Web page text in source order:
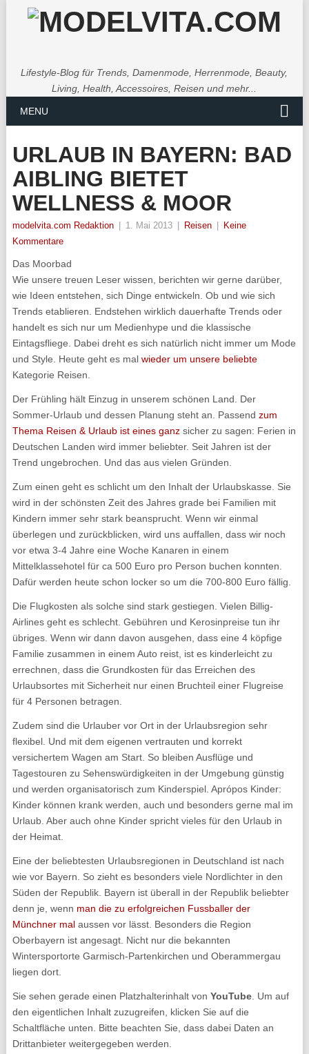
Lifestyle-Blog für Trends, Damenmode, Herrenmode, Beauty,
Living, Health, Accessoires, Reisen und mehr...
MENU
URLAUB IN BAYERN: BAD
AIBLING BIETET
WELLNESS & MOOR
modelvita.com Redaktion 1. Mai 2013 Reisen
Keine
Kommentare
Das Moorbad
Wie unsere treuen Leser wissen, berichten wir gerne darüber,
wie Ideen entstehen, sich Dinge entwickeln. Ob und wie sich
Trends etablieren. Endstehen wirklich dauerhafte Trends oder
handelt es sich nur um Medienhype und die klassische
Eintagsfliege. Dabei dreht es sich natürlich nicht immer um Mode
und Style. Heute geht es mal wieder um unsere beliebte
Kategorie Reisen.
Der Frühling hält Einzug in unserem schönen Land. Der
Sommer-Urlaub und dessen Planung steht an. Passend zum
Thema Reisen & Urlaub ist eines ganzsicher zu sagen: Ferien in
Deutschen Landen wird immer beliebter. Seit Jahren ist der
Trend ungebrochen. Und das aus vielen Gründen.
Zum einen geht es schlicht um den Inhalt der Urlaubskasse. Sie
wird in der schönsten Zeit des Jahres grade bei Familien mit
Kindern immer sehr stark beansprucht. Wenn wir einmal
überlegen und zurückblicken, wird uns auffallen, dass wir noch
vor etwa 3-4 Jahre eine Woche Kanaren in einem
Mittelklassehotel für ca 500 Euro pro Person buchen konnten.
Dafür werden heute schon locker so um die 700-800 Euro fällig.
Die Flugkosten als solche sind stark gestiegen. Vielen Billig-
Airlines geht es schlecht. Gebühren und Kerosinpreise tun ihr
übriges. Wenn wir dann davon ausgehen, dass eine 4 köpfige
Familie zusammen in einem Auto reist, ist es kinderleicht zu
errechnen, dass die Grundkosten für das Erreichen des
Urlaubsortes mit Sicherheit nur einen Bruchteil einer Flugreise
für 4 Personen betragen.
Zudem sind die Urlauber vor Ort in der Urlaubsregion sehr
flexibel. Und mit dem eigenen vertrauten und korrekt
versichertem Wagen am Start. So bleiben Ausflüge und
Tagestouren zu Sehenswürdigkeiten in der Umgebung günstig
und werden organisatorisch zum Kinderspiel. Aprópos Kinder:
Kinder können krank werden, auch und besonders gerne mal im
Urlaub. Aber auch ohne Kinder spricht vieles für den Urlaub in
der Heimat.
Eine der beliebtesten Urlaubsregionen in Deutschland ist nach
wie vor Bayern. So zieht es besonders viele Nordlichter in den
Süden der Republik. Bayern ist überall in der Republik beliebter
denn je, wenn man die zu erfolgreichen Fussballer der
Münchner malaussen vor lässt. Besonders die Region
Oberbayern ist angesagt. Nicht nur die bekannten
Wintersportorte Garmisch-Partenkirchen und Oberammergau
liegen dort.
Sie sehen gerade einen Platzhalterinhalt von YouTube. Um auf
den eigentlichen Inhalt zuzugreifen, klicken Sie auf die
Schaltfläche unten. Bitte beachten Sie, dass dabei Daten an
Drittanbieter weitergegeben werden.